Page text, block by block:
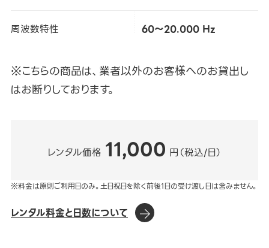
周波数特性 60～20.000 Hz
※こちらの商品は、業者以外のお客様へのお貸出し
はお断りしております。
レンタル価格 11,000 円（税込/日）
※料金は原則ご利用日のみ。土日祝日を除く前後1日の受け渡し日は含みません。
レンタル料金と日数について